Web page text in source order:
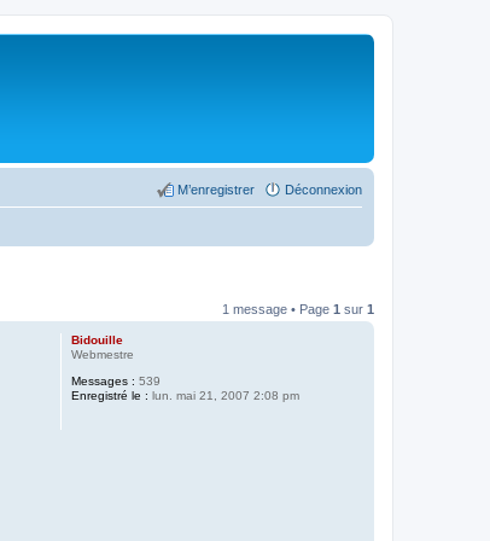
Déconnexion
M’enregistrer
1 message • Page 1 sur 1
Bidouille
Webmestre
Messages : 539
Enregistré le : lun. mai 21, 2007 2:08 pm